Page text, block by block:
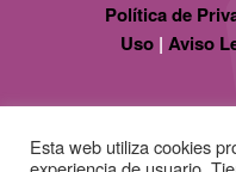
Política de
Uso | Aviso
Esta web utiliza cookies